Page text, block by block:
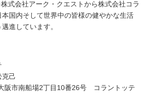
式会社アーク・クエストから株式会社コラ
国内そして世界中の皆様の健やかな生活
進しています。
己
市南船場2丁目10番26号 コラントッテ